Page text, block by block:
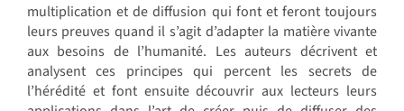
multiplication et de diffusion qui font et feront toujours
leurs preuves quand il s’agit d’adapter la matière vivante
aux besoins de l’humanité. Les auteurs décrivent et
analysent ces principes qui percent les secrets de
l’hérédité et font ensuite découvrir aux lecteurs leurs